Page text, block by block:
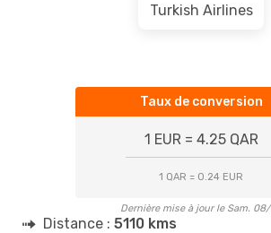
Turkish Airlines
Taux de conversion
1 EUR = 4.25 QAR
1 QAR = 0.24 EUR
Dernière mise à jour le Sam.
Distance : 5110 kms